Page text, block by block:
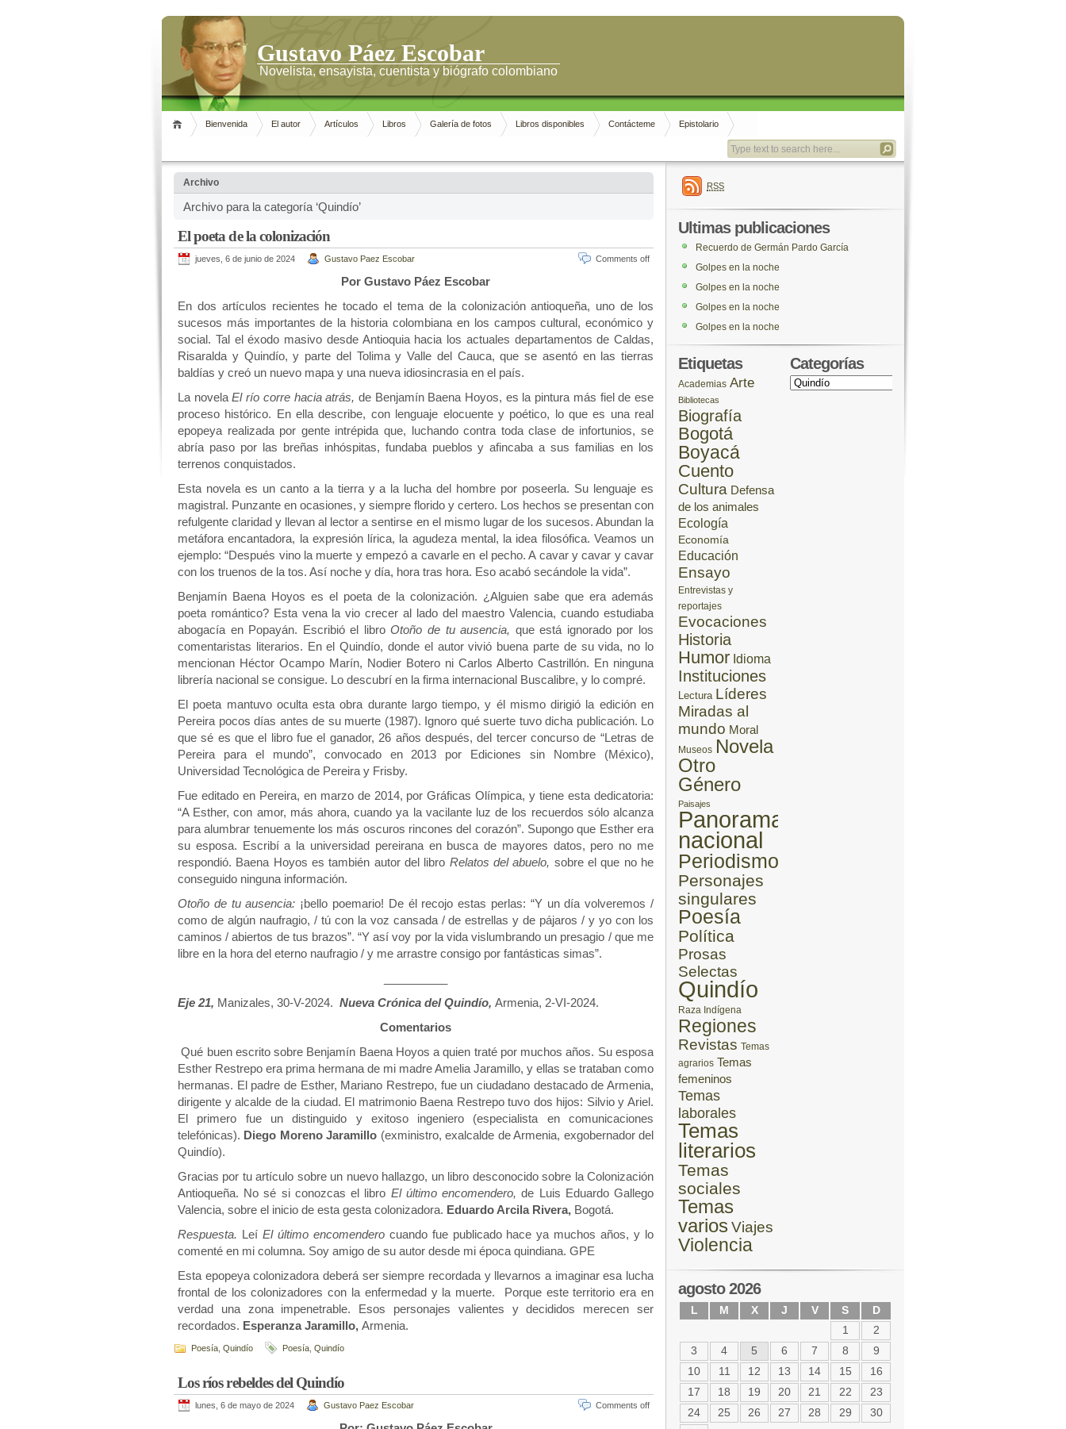
Gustavo Páez Escobar
Novelista, ensayista, cuentista y biógrafo colombiano
Bienvenida El autor Artículos Libros Galería de fotos Libros disponibles Contácteme Epistolario
Archivo
Archivo para la categoría ‘Quindío’
El poeta de la colonización
jueves, 6 de junio de 2024 Gustavo Paez Escobar Comments off
Por Gustavo Páez Escobar
En dos artículos recientes he tocado el tema de la colonización antioqueña, uno de los
sucesos más importantes de la historia colombiana en los campos cultural, económico y
social. Tal el éxodo masivo desde Antioquia hacia los actuales departamentos de Caldas,
Risaralda y Quindío, y parte del Tolima y Valle del Cauca, que se asentó en las tierras
baldías y creó un nuevo mapa y una nueva idiosincrasia en el país.
La novelaEl río corre hacia atrás, de Benjamín Baena Hoyos, es la pintura más fiel de ese
proceso histórico. En ella describe, con lenguaje elocuente y poético, lo que es una real
epopeya realizada por gente intrépida que, luchando contra toda clase de infortunios, se
abría paso por las breñas inhóspitas, fundaba pueblos y afincaba a sus familias en los
terrenos conquistados.
Esta novela es un canto a la tierra y a la lucha del hombre por poseerla. Su lenguaje es
magistral. Punzante en ocasiones, y siempre florido y certero. Los hechos se presentan con
refulgente claridad y llevan al lector a sentirse en el mismo lugar de los sucesos. Abundan la
metáfora encantadora, la expresión lírica, la agudeza mental, la idea filosófica. Veamos un
ejemplo: “Después vino la muerte y empezó a cavarle en el pecho. A cavar y cavar y cavar
con los truenos de la tos. Así noche y día, hora tras hora. Eso acabó secándole la vida”.
Benjamín Baena Hoyos es el poeta de la colonización. ¿Alguien sabe que era además
poeta romántico? Esta vena la vio crecer al lado del maestro Valencia, cuando estudiaba
abogacía en Popayán. Escribió el libroOtoño de tu ausencia, que está ignorado por los
comentaristas literarios. En el Quindío, donde el autor vivió buena parte de su vida, no lo
mencionan Héctor Ocampo Marín, Nodier Botero ni Carlos Alberto Castrillón. En ninguna
librería nacional se consigue. Lo descubrí en la firma internacional Buscalibre, y lo compré.
El poeta mantuvo oculta esta obra durante largo tiempo, y él mismo dirigió la edición en
Pereira pocos días antes de su muerte (1987). Ignoro qué suerte tuvo dicha publicación. Lo
que sé es que el libro fue el ganador, 26 años después, del tercer concurso de “Letras de
Pereira para el mundo”, convocado en 2013 por Ediciones sin Nombre (México),
Universidad Tecnológica de Pereira y Frisby.
Fue editado en Pereira, en marzo de 2014, por Gráficas Olímpica, y tiene esta dedicatoria:
“A Esther, con amor, más ahora, cuando ya la vacilante luz de los recuerdos sólo alcanza
para alumbrar tenuemente los más oscuros rincones del corazón”. Supongo que Esther era
su esposa. Escribí a la universidad pereirana en busca de mayores datos, pero no me
respondió. Baena Hoyos es también autor del libro Relatos del abuelo, sobre el que no he
conseguido ninguna información.
Otoño de tu ausencia: ¡bello poemario! De él recojo estas perlas: “Y un día volveremos /
como de algún naufragio, / tú con la voz cansada / de estrellas y de pájaros / y yo con los
caminos / abiertos de tus brazos”. “Y así voy por la vida vislumbrando un presagio / que me
libre en la hora del eterno naufragio / y me arrastre consigo por fantásticas simas”.
Eje 21, Manizales, 30-V-2024. Nueva Crónica del Quindío, Armenia, 2-VI-2024.
Comentarios
Qué buen escrito sobre Benjamín Baena Hoyos a quien traté por muchos años. Su esposa
Esther Restrepo era prima hermana de mi madre Amelia Jaramillo, y ellas se trataban como
hermanas. El padre de Esther, Mariano Restrepo, fue un ciudadano destacado de Armenia,
dirigente y alcalde de la ciudad. El matrimonio Baena Restrepo tuvo dos hijos: Silvio y Ariel.
El primero fue un distinguido y exitoso ingeniero (especialista en comunicaciones
telefónicas). Diego Moreno Jaramillo (exministro, exalcalde de Armenia, exgobernador del
Quindío).
Gracias por tu artículo sobre un nuevo hallazgo, un libro desconocido sobre la Colonización
Antioqueña. No sé si conozcas el libro El último encomendero, de Luis Eduardo Gallego
Valencia, sobre el inicio de esta gesta colonizadora. Eduardo Arcila Rivera, Bogotá.
Respuesta. Leí El último encomendero cuando fue publicado hace ya muchos años, y lo
comenté en mi columna. Soy amigo de su autor desde mi época quindiana. GPE
Esta epopeya colonizadora deberá ser siempre recordada y llevarnos a imaginar esa lucha
frontal de los colonizadores con la enfermedad y la muerte. Porque este territorio era en
verdad una zona impenetrable. Esos personajes valientes y decididos merecen ser
recordados. Esperanza Jaramillo, Armenia.
Poesía Quindío Poesía Quindío
Los ríos rebeldes del Quindío
lunes, 6 de mayo de 2024 Gustavo Paez Escobar Comments off
RSS
Ultimas publicaciones
Recuerdo de Germán Pardo García
Golpes en la noche
Golpes en la noche
Golpes en la noche
Golpes en la noche
Categorías
Categorías
Etiquetas
Academias Arte
Bibliotecas
Biografía
Bogotá
Boyacá
Cuento
Cultura Defensa
de los animales
Ecología
Economía
Educación
Ensayo
Entrevistas y
reportajes
Evocaciones
Historia
Humor Idioma
Instituciones
Lectura Líderes
Miradas al
mundo Moral
Museos Novela
Otro
Género
Paisajes
Panorama
nacional
Periodismo
Personajes
singulares
Poesía
Política
Prosas
Selectas
Quindío
Raza Indígena
Regiones
Revistas Temas
agrarios Temas
femeninos
Temas
laborales
Temas
literarios
Temas
sociales
Temas
varios Viajes
Violencia
agosto 2026
L M X J V S
D
1
2
3
4 5 6 7 8
9
10
11 12 13 14 15
16
17
18 19 20 21 22
23
24
25 26 27 28 29
30